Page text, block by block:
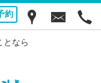
となら
約